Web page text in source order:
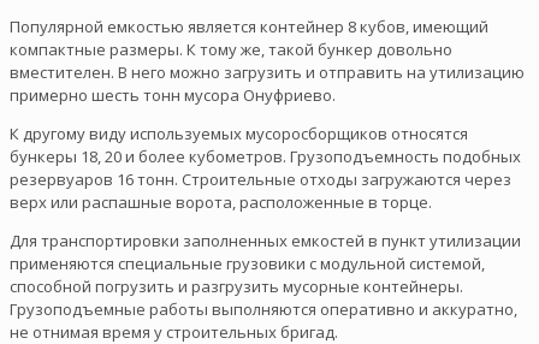
Популярной емкостью является контейнер 8 кубов, имеющий
компактные размеры. К тому же, такой бункер довольно
вместителен. В него можно загрузить и отправить на утилизацию
примерно шесть тонн мусора Онуфриево.
К другому виду используемых мусоросборщиков относятся
бункеры 18, 20 и более кубометров. Грузоподъемность подобных
резервуаров 16 тонн. Строительные отходы загружаются через
верх или распашные ворота, расположенные в торце.
Для транспортировки заполненных емкостей в пункт утилизации
применяются специальные грузовики с модульной системой,
способной погрузить и разгрузить мусорные контейнеры.
Грузоподъемные работы выполняются оперативно и аккуратно,
не отнимая время у строительных бригад.